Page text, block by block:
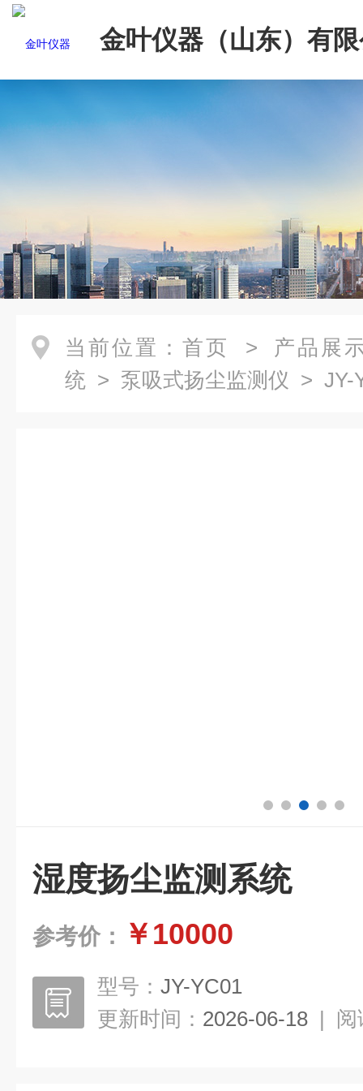
金叶仪器（山东）有
当前位置： 首页 > 产品展
统 > 泵吸式扬尘监测仪 > JY-
湿度扬尘监测系统
参考价： ￥10000
型号： JY-YC01
更新时间： 2026-06-18 | 阅